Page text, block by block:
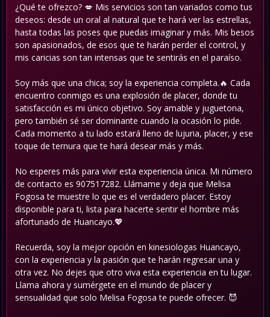
¿Qué te ofrezco? 💋 Mis servicios son tan variados como tus
deseos: desde un oral al natural que te hará ver las estrellas,
hasta todas las poses que puedas imaginar y más. Mis besos
son apasionados, de esos que te harán perder el control, y
mis caricias son tan intensas que te sentirás en el paraíso.
Soy más que una chica; soy la experiencia completa.🔥 Cada
encuentro conmigo es una explosión de placer, donde tu
satisfacción es mi único objetivo. Soy amable y juguetona,
pero también sé ser dominante cuando la ocasión lo pide.
Cada momento a tu lado estará lleno de lujuria, placer, y ese
toque de ternura que te hará desear más y más.
No esperes más para vivir esta experiencia única. Mi número
de contacto es 907517282. Llámame y deja que Melisa
Fogosa te muestre lo que es el verdadero placer. Estoy
disponible para ti, lista para hacerte sentir el hombre más
afortunado de Huancayo.💖
Recuerda, soy la mejor opción en kinesiologas Huancayo,
con la experiencia y la pasión que te harán regresar una y
otra vez. No dejes que otro viva esta experiencia en tu lugar.
Llama ahora y sumérgete en el mundo de placer y
sensualidad que solo Melisa Fogosa te puede ofrecer. 😈